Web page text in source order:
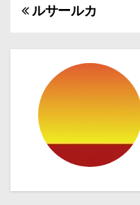
投
稿
ビ
ゲ
シ
ルサールカ